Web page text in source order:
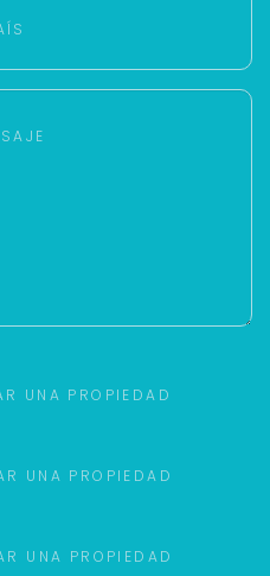
UNA PROPIEDAD
UNA PROPIEDAD
UNA PROPIEDAD